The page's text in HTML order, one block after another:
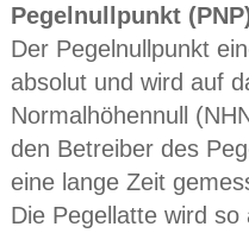
Pegelnullpunkt
Der Pegelnullpunkt
absolut und wird auf
Normalhöhennull
den Betreiber des
eine lange Zeit
Die Pegellatte wird